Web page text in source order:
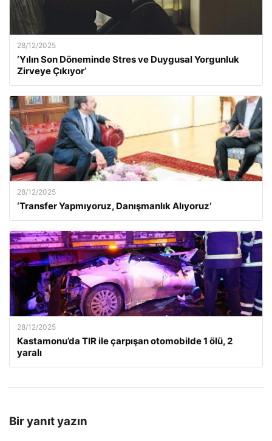
28/12/2025
‘Yılın Son Döneminde Stres ve Duygusal Yorgunluk
Zirveye Çıkıyor’
28/12/2025
‘Transfer Yapmıyoruz, Danışmanlık Alıyoruz’
28/12/2025
Kastamonu’da TIR ile çarpışan otomobilde 1 ölü, 2
yaralı
Bir yanıt yazın